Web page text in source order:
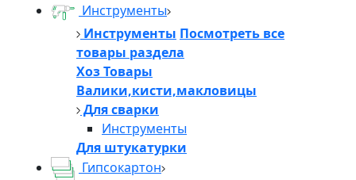
Инструменты
Инструменты Посмотреть все
товары раздела
Хоз Товары
Валики,кисти,макловицы
Для сварки
Инструменты
Для штукатурки
Гипсокартон